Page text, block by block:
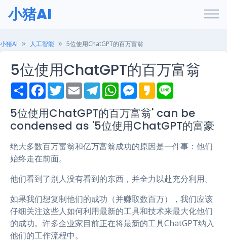
小猪AI
小猪AI 人工智能 5位使用ChatGPT的百万富翁
5位使用ChatGPT的百万富翁
S
h
r
e
F
a
e
b
o
k
T
w
t
t
e
E
m
i
l
T
e
e
g
r
m
W
h
t
s
A
p
M
e
s
e
n
e
r
K
a
a
o
e
5位使用ChatGPT的百万富翁' can be
condensed as '5位使用ChatGPT的富豪
绝大多数百万富翁和亿万富翁成功的原因是一件事：他们
始终走在前面。
他们看到了别人没有看到的东西，并全力以赴充分利用。
如果我们想复制他们的成功（并赚取数百万），我们应该
仔细关注这些人如何利用最新的工具和技术来最大化他们
的成功。许多企业家目前正在将最新的工具ChatGPT纳入
他们的工作流程中。